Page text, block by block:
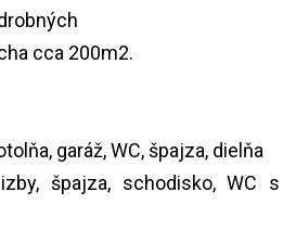
cca 200m2.
garáž, WC, špajza, dielňa
špajza, schodisko, WC s